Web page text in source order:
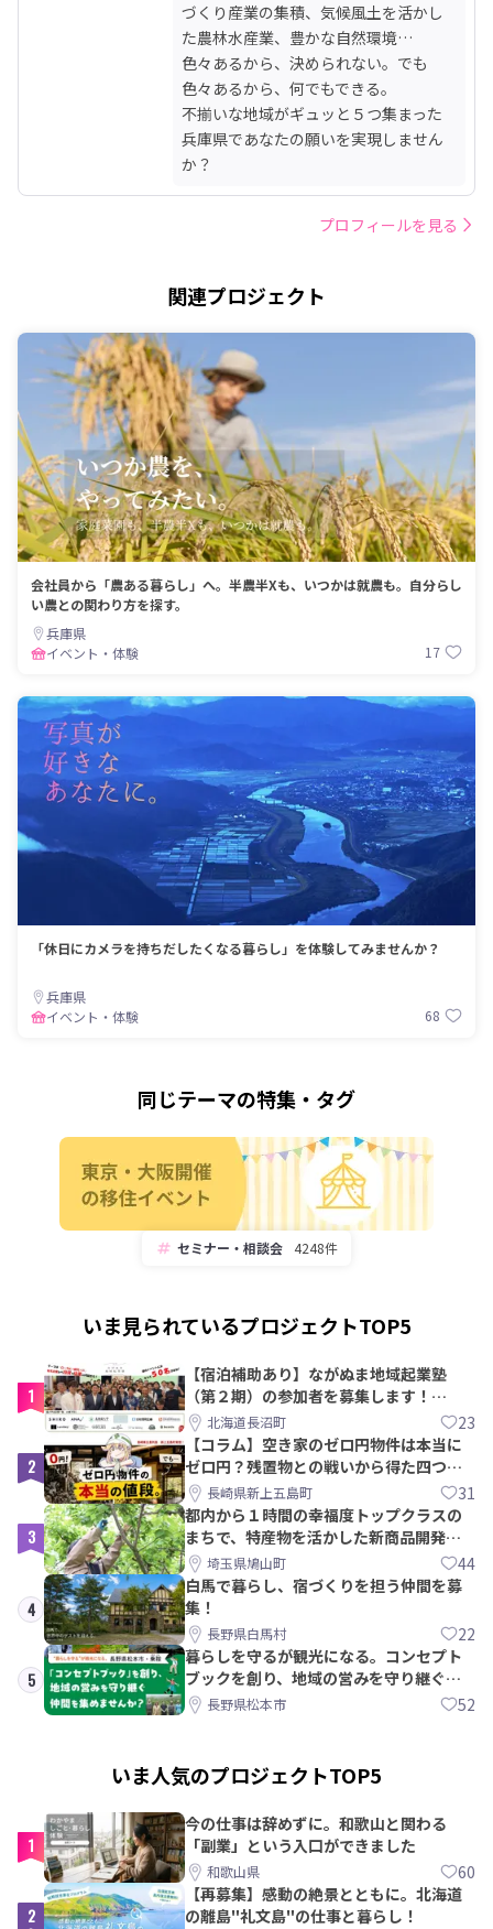
づくり産業の集積、気候風土を活かし
た農林水産業、豊かな自然環境…
色々あるから、決められない。でも
色々あるから、何でもできる。
不揃いな地域がギュッと５つ集まった
兵庫県であなたの願いを実現しません
か？
プロフィールを見る
関連プロジェクト
会社員から「農ある暮らし」へ。半農半Xも、いつかは就農も。自分らし
い農との関わり方を探す。
兵庫県
イベント・体験
17
「休日にカメラを持ちだしたくなる暮らし」を体験してみませんか？
兵庫県
イベント・体験
68
同じテーマの特集・タグ
セミナー・相談会 4248件
いま見られているプロジェクトTOP5
1
【宿泊補助あり】ながぬま地域起業塾
（第２期）の参加者を募集します！
【8/21〆】
北海道長沼町 23
2
【コラム】空き家のゼロ円物件は本当に
ゼロ円？残置物との戦いから得た四つの
教訓｜新上五島町
長崎県新上五島町 31
3
都内から１時間の幸福度トップクラスの
まちで、特産物を活かした新商品開発＆
PRメンバー募集！
埼玉県鳩山町 44
4
白馬で暮らし、宿づくりを担う仲間を募
集！
長野県白馬村 22
5
暮らしを守るが観光になる。コンセプト
ブックを創り、地域の営みを守り継ぐ仲
間を集めませんか？
長野県松本市 52
いま人気のプロジェクトTOP5
1
今の仕事は辞めずに。和歌山と関わる
「副業」という入口ができました
和歌山県 60
2
【再募集】感動の絶景とともに。北海道
の離島"礼文島"の仕事と暮らし！